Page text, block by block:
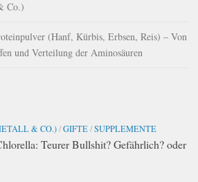
Co.)
(Hanf, Kürbis, Erbsen, Reis) – Von
und Verteilung der Aminosäuren
& CO.)/GIFTE/SUPPLEMENTE
Teurer Bullshit? Gefährlich? oder